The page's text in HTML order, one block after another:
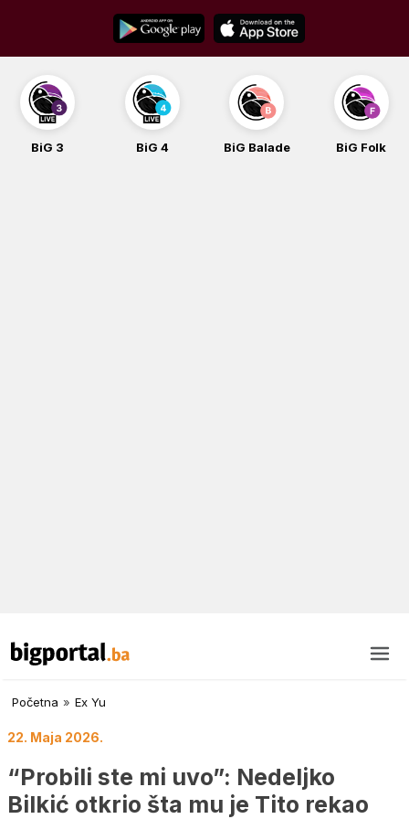
content
BiG 3 BiG 4 BiG Balade BiG Folk
Početna » Ex Yu
22. Maja 2026.
“Probili ste mi uvo”: Nedeljko
Bilkić otkrio šta mu je Tito rekao